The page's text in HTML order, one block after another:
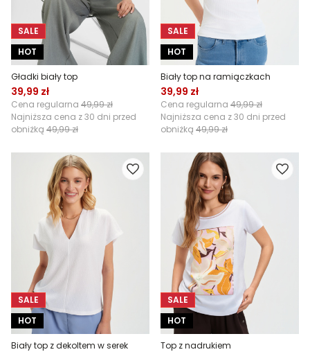
SALE
HOT
Gładki biały top
39,99 zł
Cena regularna 49,99 zł
Najniższa cena z 30 dni przed
obniżką 49,99 zł
SALE
HOT
Biały top na ramiączkach
39,99 zł
Cena regularna 49,99 zł
Najniższa cena z 30 dni przed
obniżką 49,99 zł
SALE
HOT
Biały top z dekoltem w serek
SALE
HOT
Top z nadrukiem